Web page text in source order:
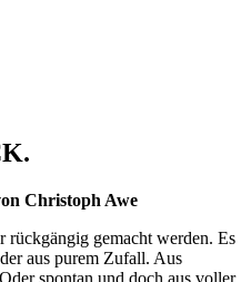
Christoph Awe
rückgängig gemacht werden. Es
aus purem Zufall. Aus
spontan und doch aus voller